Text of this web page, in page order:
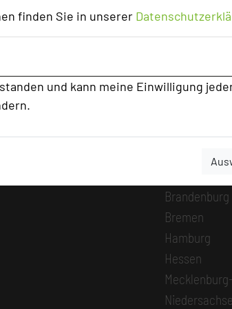
finden Sie in unserer
und kann meine Einwilligung
MICE Start
Login
Alle
Baden-
Brandenburg
Bremen
Hamburg
Hessen